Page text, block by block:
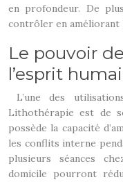
en profondeur. De
contrôler en améliorant
Le pouvoir
l’esprit
L’une des
Lithothérapie est de
possède la capacité
les conflits interne
plusieurs séances
domicile pourront